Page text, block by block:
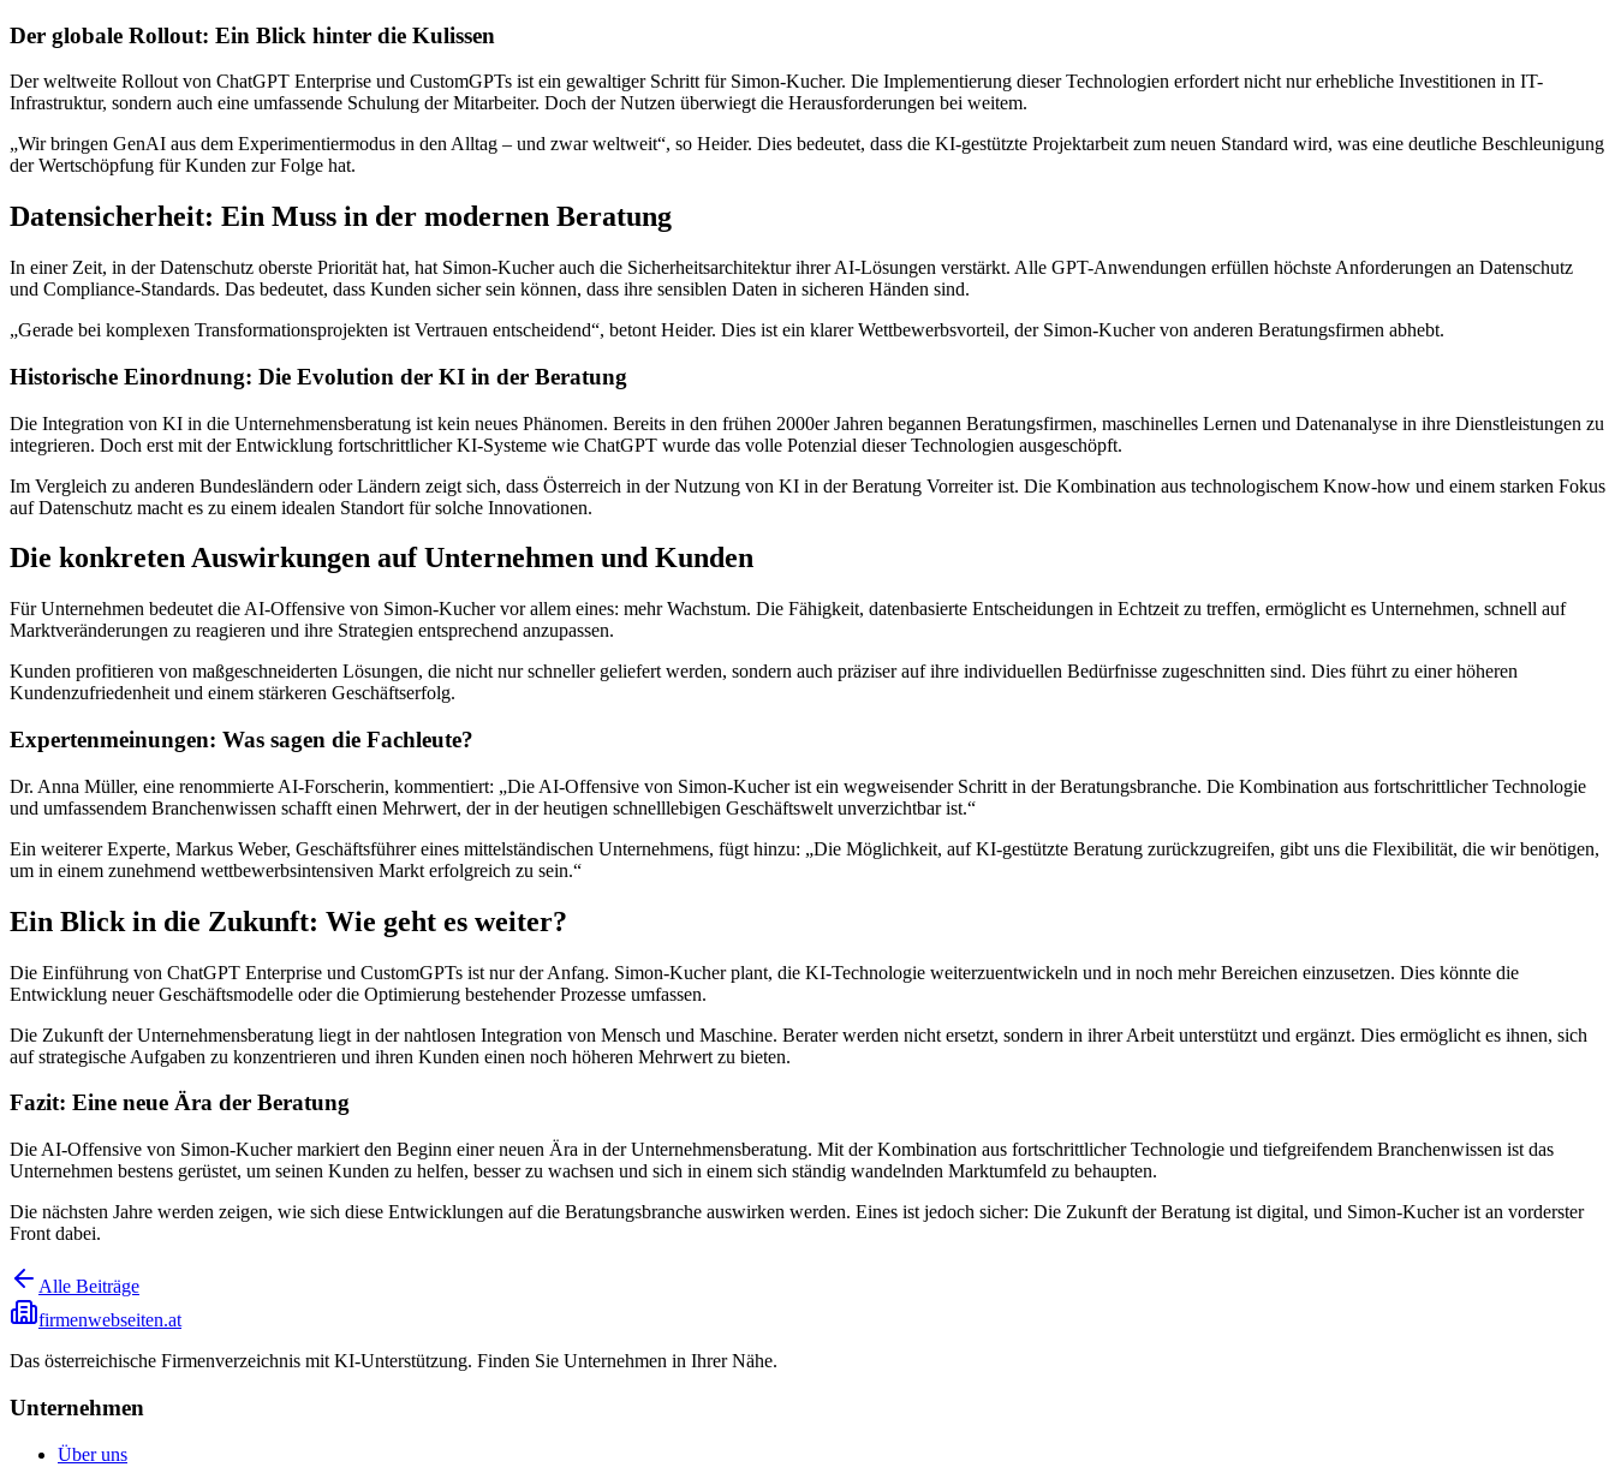
Der globale Rollout: Ein Blick hinter die Kulissen
Der weltweite Rollout von ChatGPT Enterprise und CustomGPTs ist ein gewaltiger Schritt für Simon-Kucher. Die Implementierung dieser Technologien erfordert nicht nur erhebliche Investitionen in IT-
Infrastruktur, sondern auch eine umfassende Schulung der Mitarbeiter. Doch der Nutzen überwiegt die Herausforderungen bei weitem.
„Wir bringen GenAI aus dem Experimentiermodus in den Alltag – und zwar weltweit“, so Heider. Dies bedeutet, dass die KI-gestützte Projektarbeit zum neuen Standard wird, was eine deutliche Beschleunigung
der Wertschöpfung für Kunden zur Folge hat.
Datensicherheit: Ein Muss in der modernen Beratung
In einer Zeit, in der Datenschutz oberste Priorität hat, hat Simon-Kucher auch die Sicherheitsarchitektur ihrer AI-Lösungen verstärkt. Alle GPT-Anwendungen erfüllen höchste Anforderungen an Datenschutz
und Compliance-Standards. Das bedeutet, dass Kunden sicher sein können, dass ihre sensiblen Daten in sicheren Händen sind.
„Gerade bei komplexen Transformationsprojekten ist Vertrauen entscheidend“, betont Heider. Dies ist ein klarer Wettbewerbsvorteil, der Simon-Kucher von anderen Beratungsfirmen abhebt.
Historische Einordnung: Die Evolution der KI in der Beratung
Die Integration von KI in die Unternehmensberatung ist kein neues Phänomen. Bereits in den frühen 2000er Jahren begannen Beratungsfirmen, maschinelles Lernen und Datenanalyse in ihre Dienstleistungen zu
integrieren. Doch erst mit der Entwicklung fortschrittlicher KI-Systeme wie ChatGPT wurde das volle Potenzial dieser Technologien ausgeschöpft.
Im Vergleich zu anderen Bundesländern oder Ländern zeigt sich, dass Österreich in der Nutzung von KI in der Beratung Vorreiter ist. Die Kombination aus technologischem Know-how und einem starken Fokus
auf Datenschutz macht es zu einem idealen Standort für solche Innovationen.
Die konkreten Auswirkungen auf Unternehmen und Kunden
Für Unternehmen bedeutet die AI-Offensive von Simon-Kucher vor allem eines: mehr Wachstum. Die Fähigkeit, datenbasierte Entscheidungen in Echtzeit zu treffen, ermöglicht es Unternehmen, schnell auf
Marktveränderungen zu reagieren und ihre Strategien entsprechend anzupassen.
Kunden profitieren von maßgeschneiderten Lösungen, die nicht nur schneller geliefert werden, sondern auch präziser auf ihre individuellen Bedürfnisse zugeschnitten sind. Dies führt zu einer höheren
Kundenzufriedenheit und einem stärkeren Geschäftserfolg.
Expertenmeinungen: Was sagen die Fachleute?
Dr. Anna Müller, eine renommierte AI-Forscherin, kommentiert: „Die AI-Offensive von Simon-Kucher ist ein wegweisender Schritt in der Beratungsbranche. Die Kombination aus fortschrittlicher Technologie
und umfassendem Branchenwissen schafft einen Mehrwert, der in der heutigen schnelllebigen Geschäftswelt unverzichtbar ist.“
Ein weiterer Experte, Markus Weber, Geschäftsführer eines mittelständischen Unternehmens, fügt hinzu: „Die Möglichkeit, auf KI-gestützte Beratung zurückzugreifen, gibt uns die Flexibilität, die wir benötigen,
um in einem zunehmend wettbewerbsintensiven Markt erfolgreich zu sein.“
Ein Blick in die Zukunft: Wie geht es weiter?
Die Einführung von ChatGPT Enterprise und CustomGPTs ist nur der Anfang. Simon-Kucher plant, die KI-Technologie weiterzuentwickeln und in noch mehr Bereichen einzusetzen. Dies könnte die
Entwicklung neuer Geschäftsmodelle oder die Optimierung bestehender Prozesse umfassen.
Die Zukunft der Unternehmensberatung liegt in der nahtlosen Integration von Mensch und Maschine. Berater werden nicht ersetzt, sondern in ihrer Arbeit unterstützt und ergänzt. Dies ermöglicht es ihnen, sich
auf strategische Aufgaben zu konzentrieren und ihren Kunden einen noch höheren Mehrwert zu bieten.
Fazit: Eine neue Ära der Beratung
Die AI-Offensive von Simon-Kucher markiert den Beginn einer neuen Ära in der Unternehmensberatung. Mit der Kombination aus fortschrittlicher Technologie und tiefgreifendem Branchenwissen ist das
Unternehmen bestens gerüstet, um seinen Kunden zu helfen, besser zu wachsen und sich in einem sich ständig wandelnden Marktumfeld zu behaupten.
Die nächsten Jahre werden zeigen, wie sich diese Entwicklungen auf die Beratungsbranche auswirken werden. Eines ist jedoch sicher: Die Zukunft der Beratung ist digital, und Simon-Kucher ist an vorderster
Front dabei.
Alle Beiträge
firmenwebseiten.at
Das österreichische Firmenverzeichnis mit KI-Unterstützung. Finden Sie Unternehmen in Ihrer Nähe.
Unternehmen
Über uns